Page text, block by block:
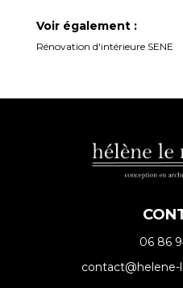
Voir également :
Rénovation d'intérieure SENE
06 86